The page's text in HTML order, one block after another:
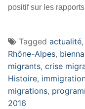
positif sur les
Tagged actualité,
Rhône-Alpes,
migrants, crise
Histoire,
migrations,
2016